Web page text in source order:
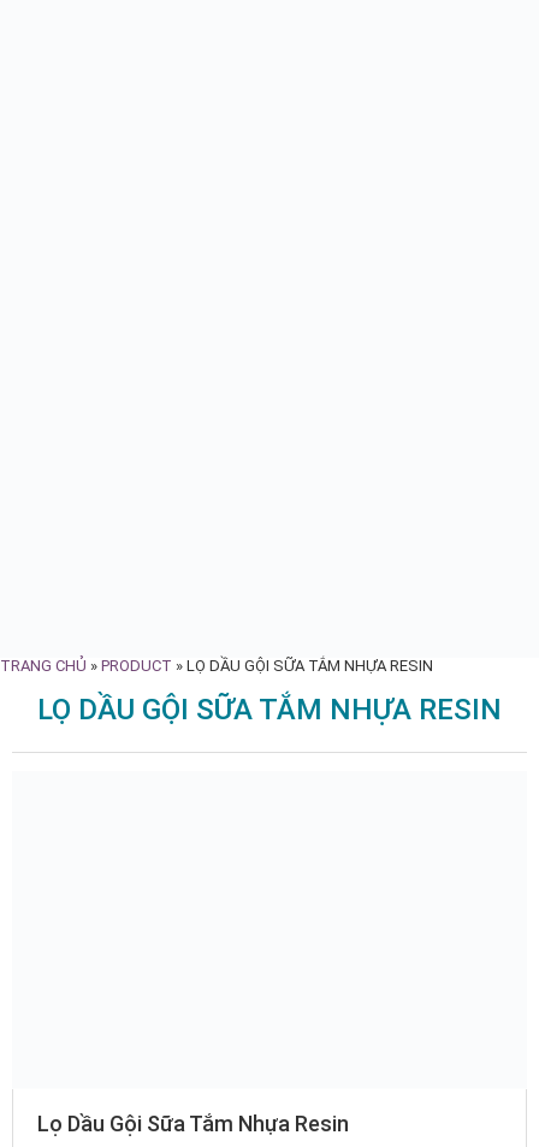
TRANG CHỦ » PRODUCT » LỌ DẦU GỘI SỮA TẮM NHỰA RESIN
LỌ DẦU GỘI SỮA TẮM NHỰA RESIN
Lọ Dầu Gội Sữa Tắm Nhựa Resin